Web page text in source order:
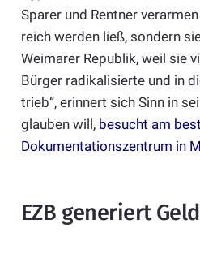
Sparer und Rentner
reich werden ließ, sondern
Weimarer Republik, weil sie
Bürger radikalisierte und in
trieb“, erinnert sich Sinn in
glauben will, besucht am
Dokumentationszentrum in
EZB generiert